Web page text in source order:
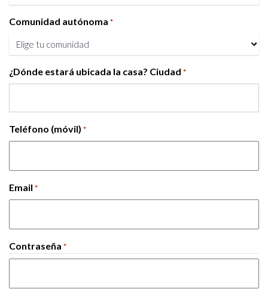
Comunidad autónoma *
¿Dónde estará ubicada la casa? Ciudad *
Teléfono (móvil) *
Email *
Contraseña *